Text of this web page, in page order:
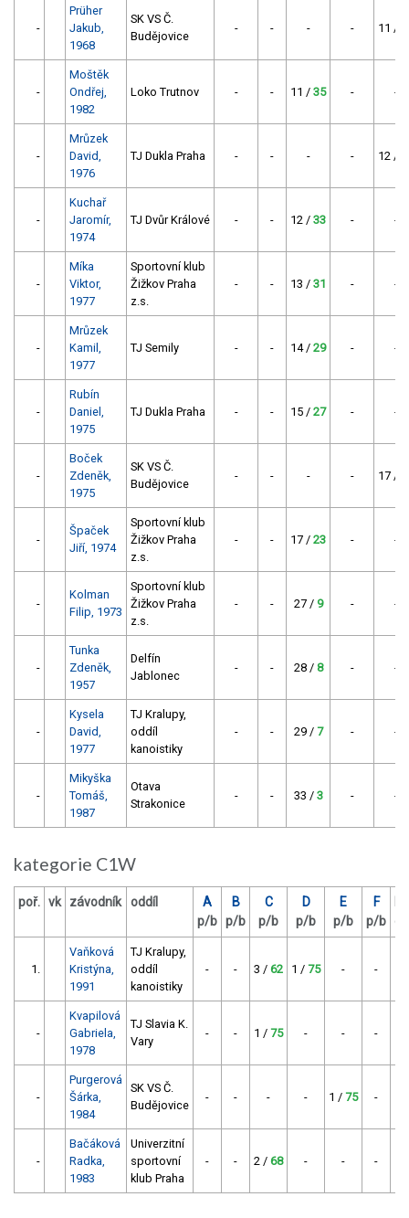
-
Prüher
Jakub,
1968
SK VS Č.
Budějovice
- - - - 11 /
-
Moštěk
Ondřej,
1982
Loko Trutnov - - 11 / 35 - -
-
Mrůzek
David,
1976
TJ Dukla Praha - - - - 12 /
-
Kuchař
Jaromír,
1974
TJ Dvůr Králové - - 12 / 33 - -
-
Míka
Viktor,
1977
Sportovní klub
Žižkov Praha
z.s.
- - 13 / 31 - -
-
Mrůzek
Kamil,
1977
TJ Semily - - 14 / 29 - -
-
Rubín
Daniel,
1975
TJ Dukla Praha - - 15 / 27 - -
-
Boček
Zdeněk,
1975
SK VS Č.
Budějovice
- - - - 17 /
-
Špaček
Jiří, 1974
Sportovní klub
Žižkov Praha
z.s.
- - 17 / 23 - -
-
Kolman
Filip, 1973
Sportovní klub
Žižkov Praha
z.s.
- - 27 / 9 - -
-
Tunka
Zdeněk,
1957
Delfín
Jablonec
- - 28 / 8 - -
-
Kysela
David,
1977
TJ Kralupy,
oddíl
kanoistiky
- - 29 / 7 - -
-
Mikyška
Tomáš,
1987
Otava
Strakonice
- - 33 / 3 - -
kategorie C1W
poř. vk závodník oddíl
A
p/b
B
p/b
C
p/b
D
p/b
E
p/b
F
p/b
1.
Vaňková
Kristýna,
1991
TJ Kralupy,
oddíl
kanoistiky
- - 3 / 62 1 / 75 - -
-
Kvapilová
Gabriela,
1978
TJ Slavia K.
Vary
- - 1 / 75 - - -
-
Purgerová
Šárka,
1984
SK VS Č.
Budějovice
- - - - 1 / 75 -
-
Bačáková
Radka,
1983
Univerzitní
sportovní
klub Praha
- - 2 / 68 - - -